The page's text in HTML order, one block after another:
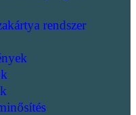
rendszer